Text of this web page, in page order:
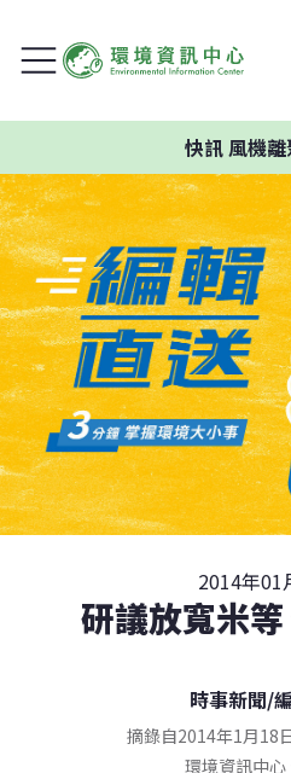
快訊風機離
2014年01
研議放寬米
時事新聞/
摘錄自2014年1月18
環境資訊中心